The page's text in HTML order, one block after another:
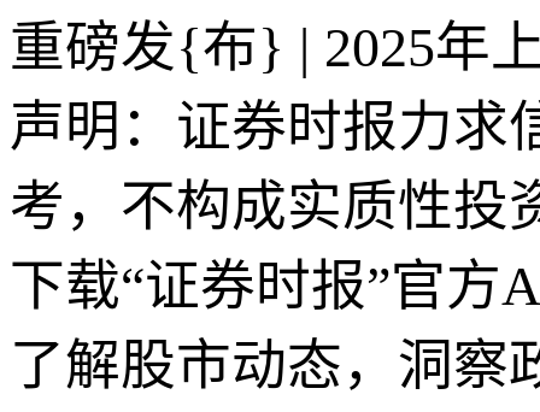
重磅发{布} | 2025年
声明：证券时报力求
考，不构成实质性投
下载“证券时报”官方
了解股市动态，洞察